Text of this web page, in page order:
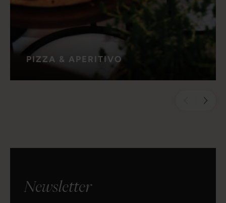
PIZZA & APERITIVO
Newsletter